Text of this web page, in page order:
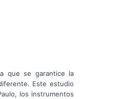
que se garantice la
Este estudio
los instrumentos